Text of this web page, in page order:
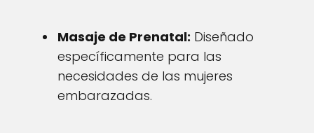
Masaje de Prenatal: Diseñado
específicamente para las
necesidades de las mujeres
embarazadas.